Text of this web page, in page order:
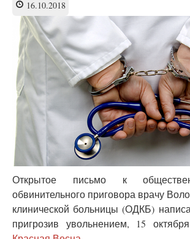
детский
сад
откроют
в
Карелии
16.10.2018
Открытое письмо к
обвинительного приговора врачу
клинической больницы (ОДКБ)
пригрозив увольнением, 15